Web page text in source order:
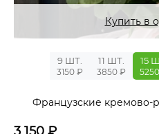
Купить в
9 ШТ.
3150 ₽
11 ШТ.
3850 ₽
15
Французские кремово-